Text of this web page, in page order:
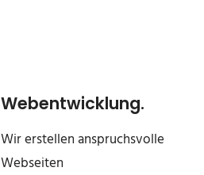
Webentwicklung.
Wir erstellen anspruchsvolle
Webseiten